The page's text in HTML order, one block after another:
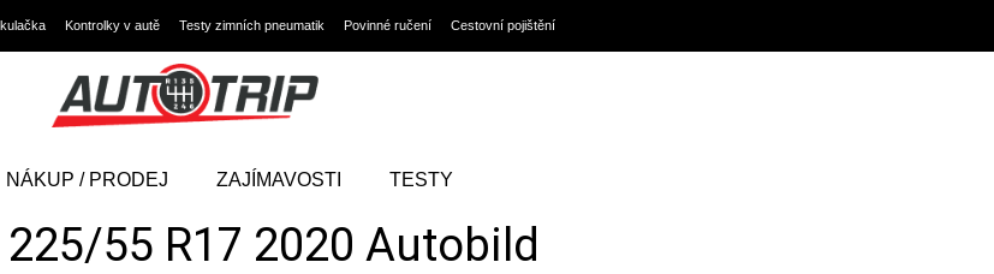
Kontrolky v autě Testy zimních pneumatik Povinné ručení Cestovní pojištění
NÁKUP / PRODEJ ZAJÍMAVOSTI TESTY
55 R17 2020 Autobild